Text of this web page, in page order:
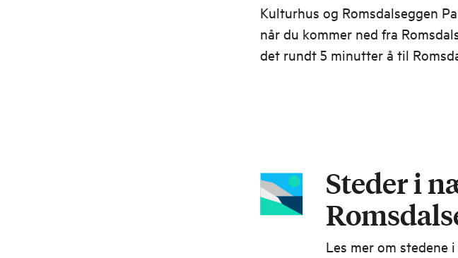
Kulturhus og Romsdalseggen
når du kommer ned fra
det rundt 5 minutter å til
Steder i
Les mer om stedene